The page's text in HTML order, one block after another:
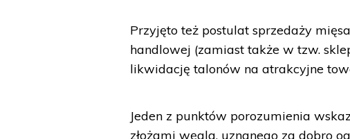
Przyjęto też postulat sprzedaży
handlowej (zamiast także w tzw.
likwidację talonów na atrakcyjne
Jeden z punktów porozumienia
złożami węgla, uznanego za dobro